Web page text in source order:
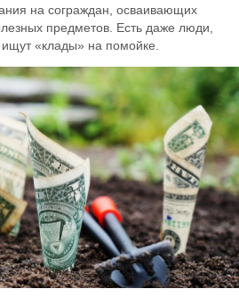
на сограждан, осваивающих
предметов. Есть даже люди,
«клады» на помойке.